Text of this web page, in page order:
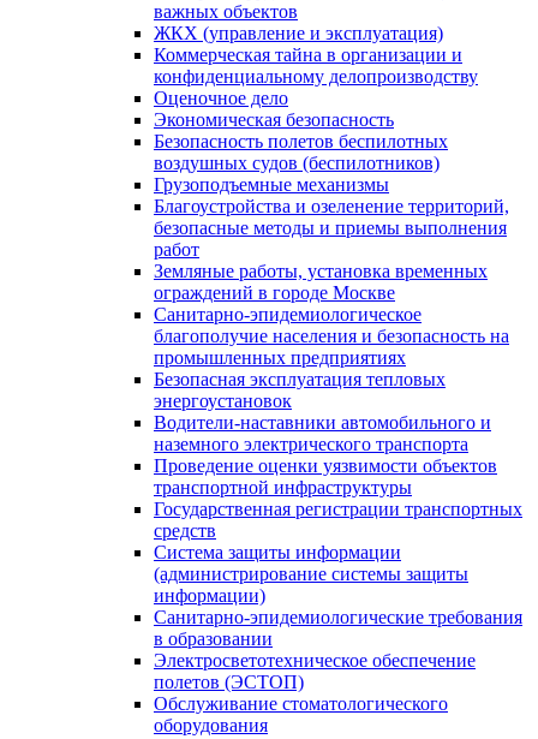
важных объектов
ЖКХ (управление и эксплуатация)
Коммерческая тайна в организации и
конфиденциальному делопроизводству
Оценочное дело
Экономическая безопасность
Безопасность полетов беспилотных
воздушных судов (беспилотников)
Грузоподъемные механизмы
Благоустройства и озеленение территорий,
безопасные методы и приемы выполнения
работ
Земляные работы, установка временных
ограждений в городе Москве
Санитарно-эпидемиологическое
благополучие населения и безопасность на
промышленных предприятиях
Безопасная эксплуатация тепловых
энергоустановок
Водители-наставники автомобильного и
наземного электрического транспорта
Проведение оценки уязвимости объектов
транспортной инфраструктуры
Государственная регистрации транспортных
средств
Система защиты информации
(администрирование системы защиты
информации)
Санитарно-эпидемиологические требования
в образовании
Электросветотехническое обеспечение
полетов (ЭСТОП)
Обслуживание стоматологического
оборудования